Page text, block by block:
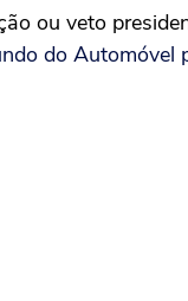
ou veto
do Automóvel